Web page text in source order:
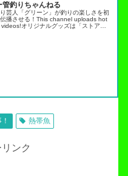
釣りちゃんねる
芸人「グリーン」が釣りの楽しさを初
播させる！This channel uploads hot
オリジナルグッズは「ストア」
熱帯魚
ンク